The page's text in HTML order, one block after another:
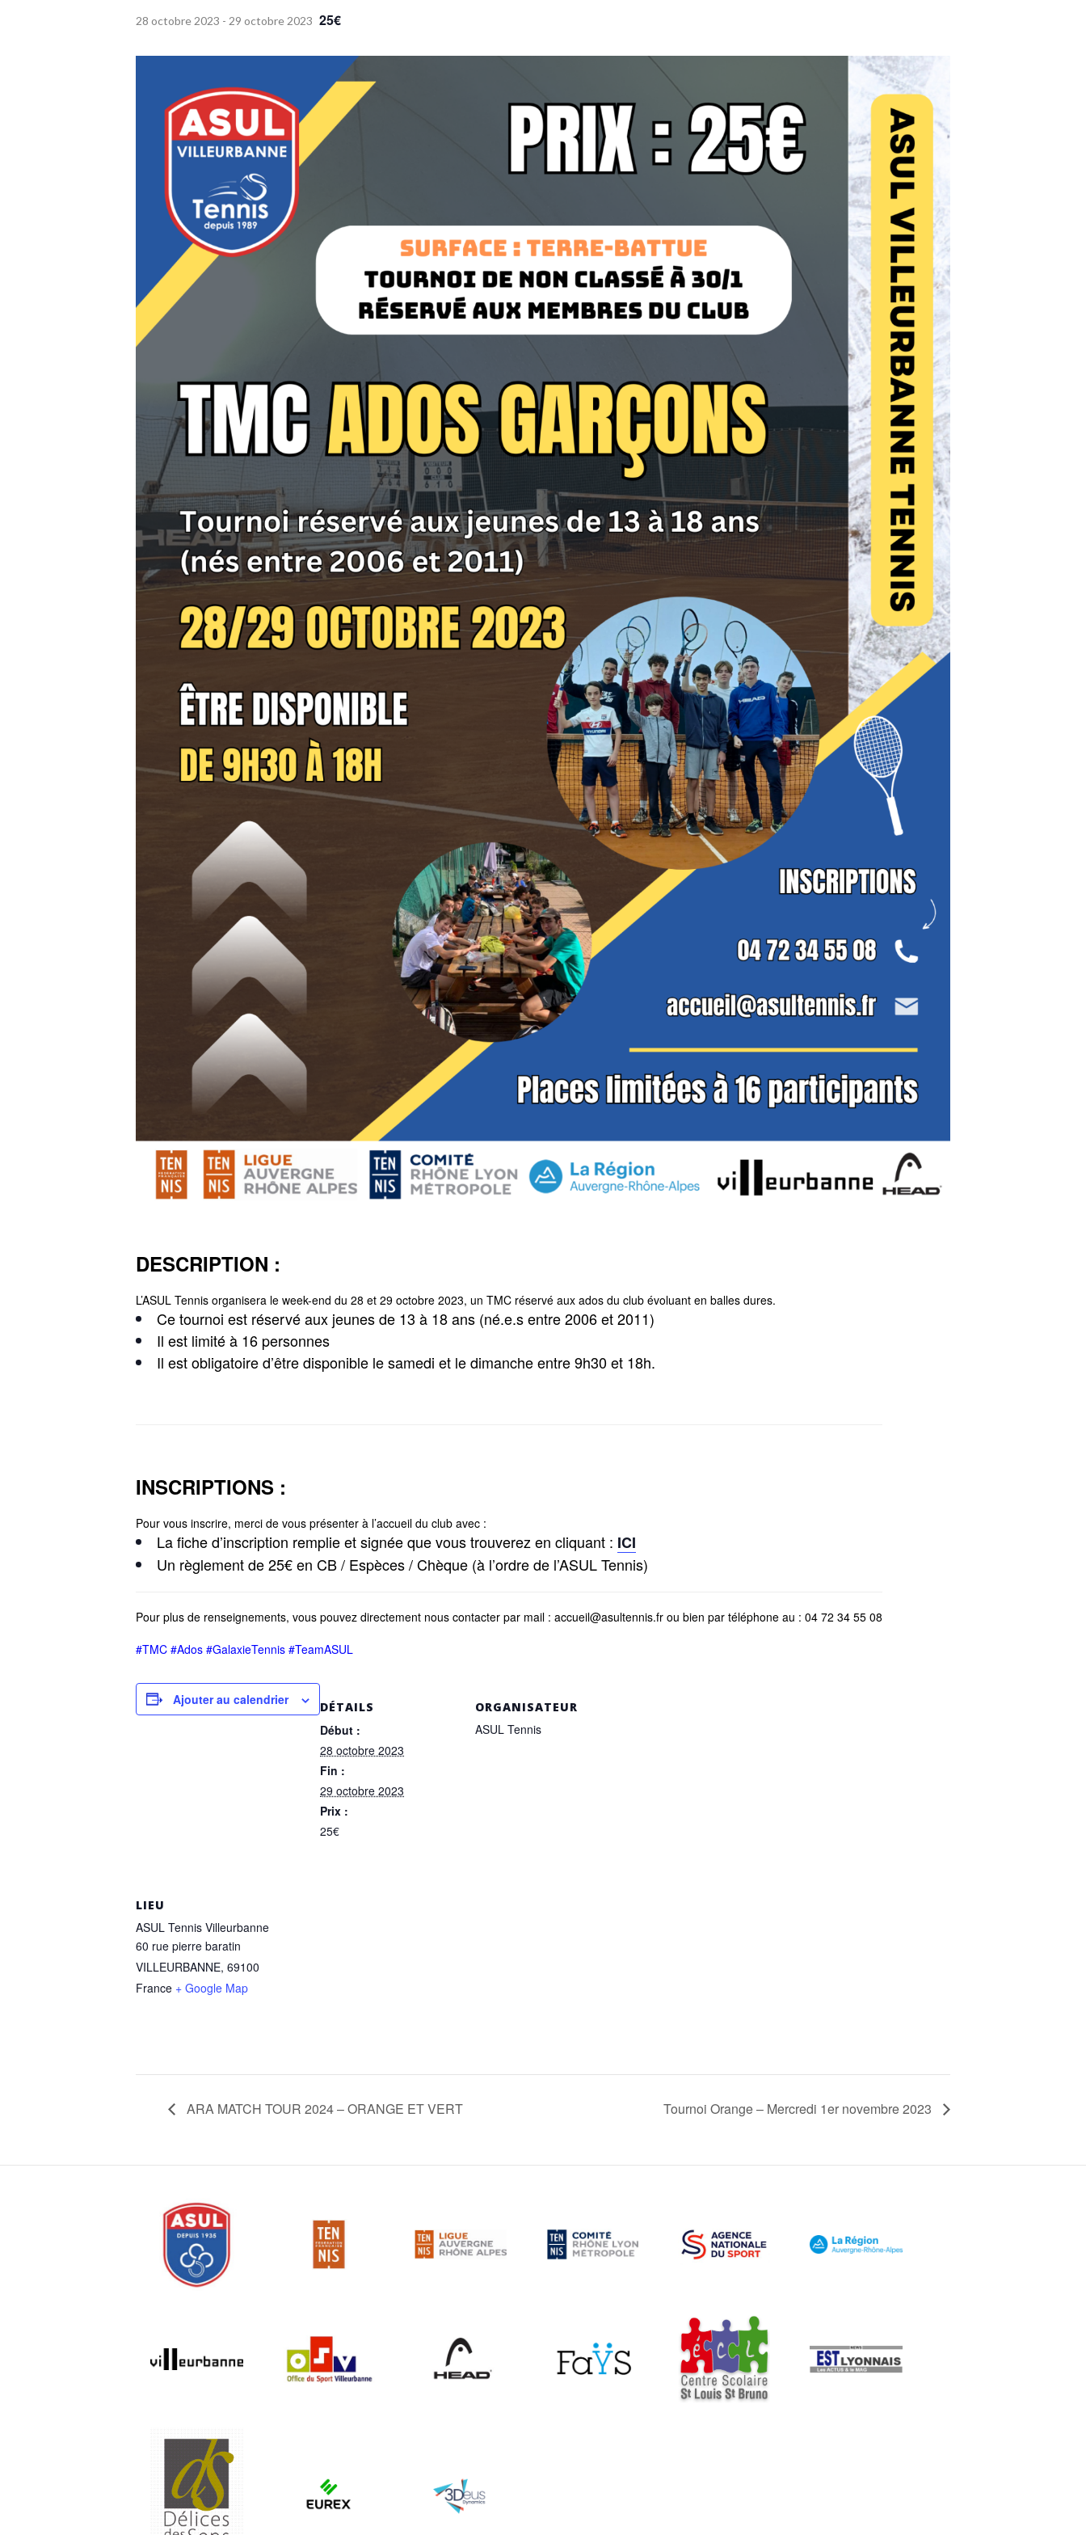
28 octobre 2023 - 29 octobre 2023 25€
DESCRIPTION :
L’ASUL Tennis organisera le week-end du 28 et 29 octobre 2023, un TMC réservé aux ados du club évoluant en balles dures.
Ce tournoi est réservé aux jeunes de 13 à 18 ans (né.e.s entre 2006 et 2011)
Il est limité à 16 personnes
Il est obligatoire d’être disponible le samedi et le dimanche entre 9h30 et 18h.
INSCRIPTIONS :
Pour vous inscrire, merci de vous présenter à l’accueil du club avec :
La fiche d’inscription remplie et signée que vous trouverez en cliquant : ICI
Un règlement de 25€ en CB / Espèces / Chèque (à l’ordre de l’ASUL Tennis)
Pour plus de renseignements, vous pouvez directement nous contacter par mail : accueil@asultennis.fr ou bien par téléphone au : 04 72 34 55 08
#TMC #Ados #GalaxieTennis #TeamASUL
Ajouter au calendrier DÉTAILS
Début :
28 octobre 2023
Fin :
29 octobre 2023
Prix :
25€
ORGANISATEUR
ASUL Tennis
LIEU
ASUL Tennis Villeurbanne
60 rue pierre baratin
VILLEURBANNE, 69100
France + Google Map
ARA MATCH TOUR 2024 – ORANGE ET VERT Tournoi Orange – Mercredi 1er novembre 2023